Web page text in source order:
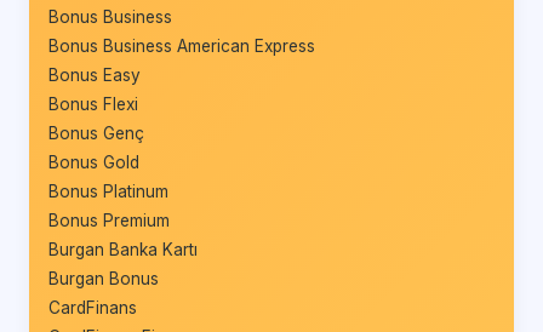
Bonus Business
Bonus Business American Express
Bonus Easy
Bonus Flexi
Bonus Genç
Bonus Gold
Bonus Platinum
Bonus Premium
Burgan Banka Kartı
Burgan Bonus
CardFinans